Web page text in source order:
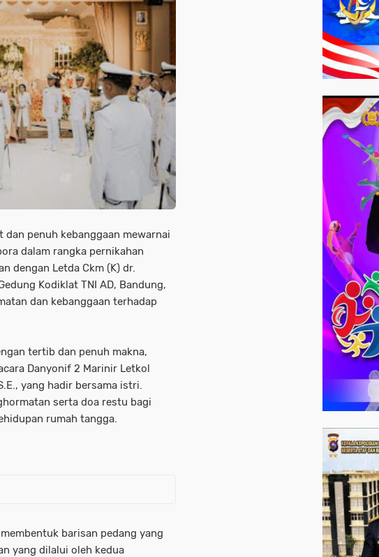
penuh kebanggaan mewarnai
dalam rangka pernikahan
dengan Letda Ckm (K) dr.
Kodiklat TNI AD, Bandung,
dan kebanggaan terhadap
tertib dan penuh makna,
Danyonif 2 Marinir Letkol
yang hadir bersama istri.
serta doa restu bagi
rumah tangga.
barisan pedang yang
yang dilalui oleh kedua